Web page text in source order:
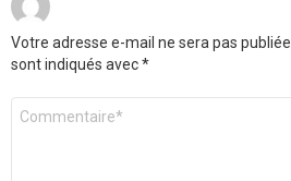
Votre adresse e-mail ne sera pas publiée.
sont indiqués avec*
Commentaire